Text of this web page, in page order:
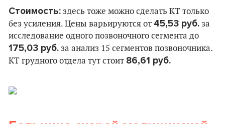
Стоимость: здесь тоже можно сделать КТ только
без усиления. Цены варьируются от 45,53 руб. за
исследование одного позвоночного сегмента до
175,03 руб. за анализ 15 сегментов позвоночника.
КТ грудного отдела тут стоит 86,61 руб.